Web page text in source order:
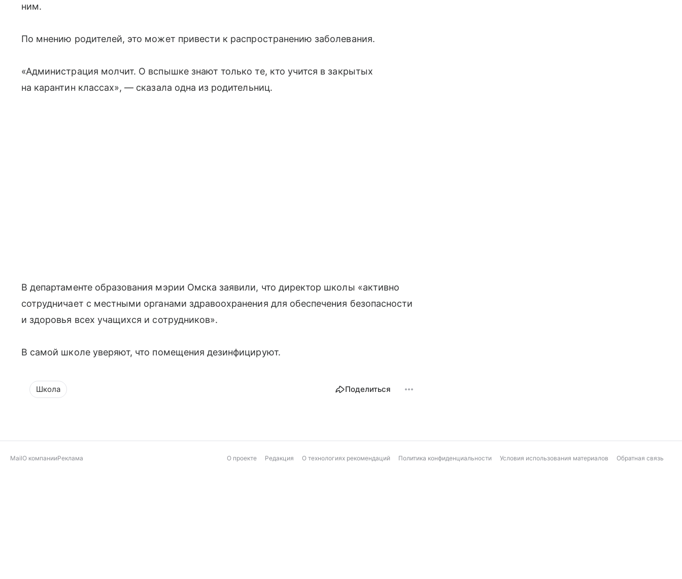
ним.
По мнению родителей, это может привести к распространению заболевания.
«Администрация молчит. О вспышке знают только те, кто учится в закрытых
на карантин классах», — сказала одна из родительниц.
В департаменте образования мэрии Омска заявили, что директор школы «активно
сотрудничает с местными органами здравоохранения для обеспечения безопасности
и здоровья всех учащихся и сотрудников».
В самой школе уверяют, что помещения дезинфицируют.
Школа Поделиться
MailО компанииРеклама О проекте Редакция О технологиях рекомендаций Политика конфиденциальности Условия использования материалов Обратная связь